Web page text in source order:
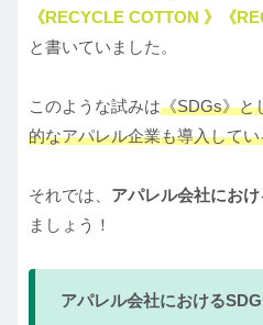
《RECYCLE COTTON 》《
と書いていました。
このような試みは《SDGs》と
的なアパレル企業も導入して
それでは、 アパレル会社にお
ましょう！
アパレル会社における